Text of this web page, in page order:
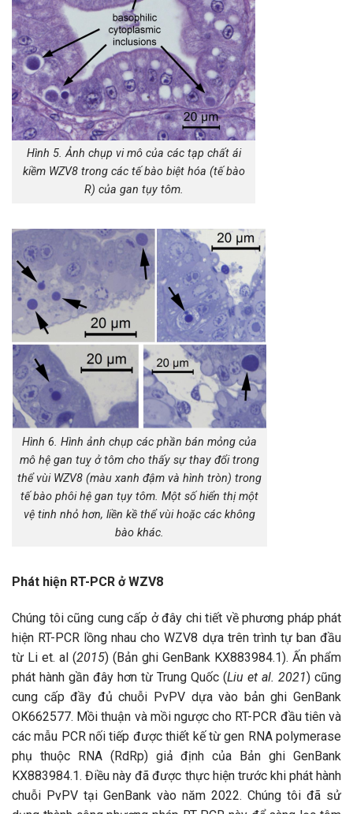
Hình 5. Ảnh chụp vi mô của các tạp chất ái
kiềm WZV8 trong các tế bào biệt hóa (tế bào
R) của gan tụy tôm.
Hình 6. Hình ảnh chụp các phần bán mỏng của
mô hệ gan tuỵ ở tôm cho thấy sự thay đổi trong
thể vùi WZV8 (màu xanh đậm và hình tròn) trong
tế bào phôi hệ gan tụy tôm. Một số hiển thị một
vệ tinh nhỏ hơn, liền kề thể vùi hoặc các không
bào khác.
Phát hiện RT-PCR ở WZV8
Chúng tôi cũng cung cấp ở đây chi tiết về phương pháp phát
hiện RT-PCR lồng nhau cho WZV8 dựa trên trình tự ban đầu
từ Li et. al (2015) (Bản ghi GenBank KX883984.1). Ấn phẩm
phát hành gần đây hơn từ Trung Quốc (Liu et al. 2021) cũng
cung cấp đầy đủ chuỗi PvPV dựa vào bản ghi GenBank
OK662577. Mồi thuận và mồi ngược cho RT-PCR đầu tiên và
các mẫu PCR nối tiếp được thiết kế từ gen RNA polymerase
phụ thuộc RNA (RdRp) giả định của Bản ghi GenBank
KX883984.1. Điều này đã được thực hiện trước khi phát hành
chuỗi PvPV tại GenBank vào năm 2022. Chúng tôi đã sử